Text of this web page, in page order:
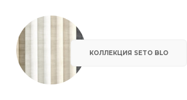
КОЛЛЕКЦИЯ SETO BLO